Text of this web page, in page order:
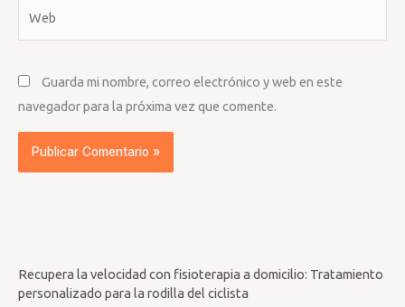
Guarda mi nombre, correo electrónico y web en este
navegador para la próxima vez que comente.
Recupera la velocidad con fisioterapia a domicilio: Tratamiento
personalizado para la rodilla del ciclista